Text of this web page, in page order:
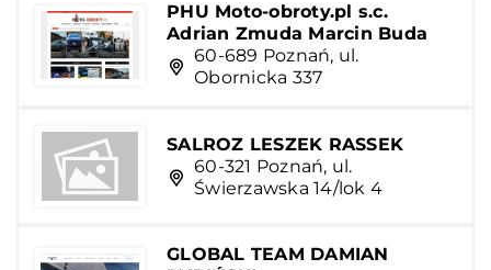
PHU Moto-obroty.pl s.c.
Adrian Zmuda Marcin Buda
60-689 Poznań, ul.
Obornicka 337
SALROZ LESZEK RASSEK
60-321 Poznań, ul.
Świerzawska 14/lok 4
GLOBAL TEAM DAMIAN